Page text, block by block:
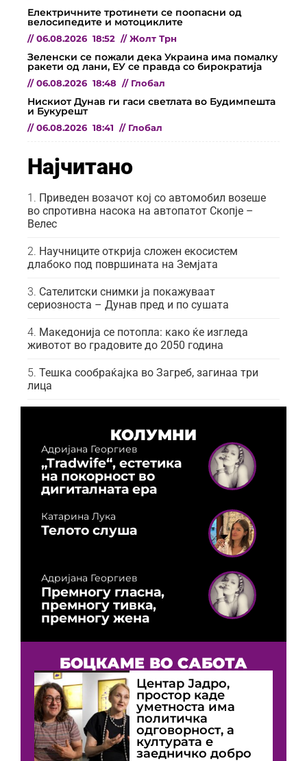
Електричните тротинети се поопасни од
велосипедите и мотоциклите
// 06.08.2026 18:52 // Жолт Трн
Зеленски се пожали дека Украина има помалку
ракети од лани, ЕУ се правда со бирократија
// 06.08.2026 18:48 // Глобал
Нискиот Дунав ги гаси светлата во Будимпешта
и Букурешт
// 06.08.2026 18:41 // Глобал
Најчитано
Приведен возачот кој со автомобил возеше
во спротивна насока на автопатот Скопје –
Велес
Научниците открија сложен екосистем
длабоко под површината на Земјата
Сателитски снимки ја покажуваат
сериозноста – Дунав пред и по сушата
Македонија се потопла: како ќе изгледа
животот во градовите до 2050 година
Тешка сообраќајка во Загреб, загинаа три
лица
КОЛУМНИ
Адријана Георгиев
„Tradwife“, естетика
на покорност во
дигиталната ера
Катарина Лука
Телото слуша
Адријана Георгиев
Премногу гласна,
премногу тивка,
премногу жена
БОЦКАМЕ ВО САБОТА
Центар Јадро,
простор каде
уметноста има
политичка
одговорност, а
културата е
заедничко добро